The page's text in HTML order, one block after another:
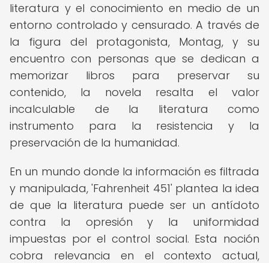
literatura y el conocimiento en medio de un
entorno controlado y censurado. A través de
la figura del protagonista, Montag, y su
encuentro con personas que se dedican a
memorizar libros para preservar su
contenido, la novela resalta el valor
incalculable de la literatura como
instrumento para la resistencia y la
preservación de la humanidad.
En un mundo donde la información es filtrada
y manipulada, 'Fahrenheit 451' plantea la idea
de que la literatura puede ser un antídoto
contra la opresión y la uniformidad
impuestas por el control social. Esta noción
cobra relevancia en el contexto actual,